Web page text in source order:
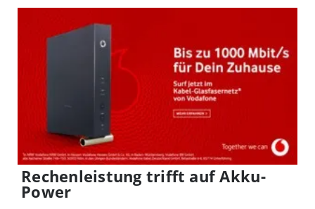
Rechenleistung trifft auf Akku-
Power